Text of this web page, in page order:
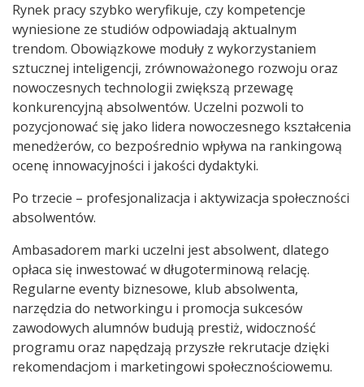
Rynek pracy szybko weryfikuje, czy kompetencje
wyniesione ze studiów odpowiadają aktualnym
trendom. Obowiązkowe moduły z wykorzystaniem
sztucznej inteligencji, zrównoważonego rozwoju oraz
nowoczesnych technologii zwiększą przewagę
konkurencyjną absolwentów. Uczelni pozwoli to
pozycjonować się jako lidera nowoczesnego kształcenia
menedżerów, co bezpośrednio wpływa na rankingową
ocenę innowacyjności i jakości dydaktyki.
Po trzecie – profesjonalizacja i aktywizacja społeczności
absolwentów.
Ambasadorem marki uczelni jest absolwent, dlatego
opłaca się inwestować w długoterminową relację.
Regularne eventy biznesowe, klub absolwenta,
narzędzia do networkingu i promocja sukcesów
zawodowych alumnów budują prestiż, widoczność
programu oraz napędzają przyszłe rekrutacje dzięki
rekomendacjom i marketingowi społecznościowemu.